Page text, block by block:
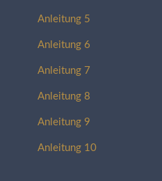
Anleitung 5
Anleitung 6
Anleitung 7
Anleitung 8
Anleitung 9
Anleitung 10